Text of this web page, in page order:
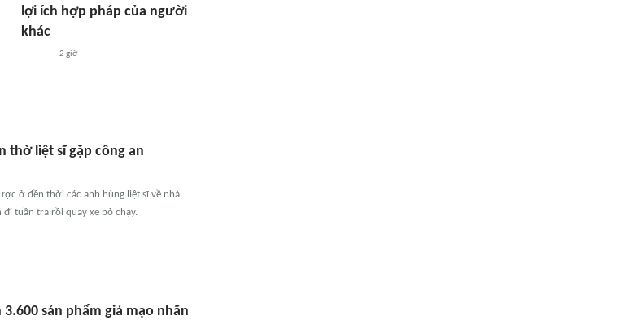
lợi ích hợp pháp của người
khác
2 giờ
thờ liệt sĩ gặp công an
ở đền thời các anh hùng liệt sĩ về nhà
đi tuần tra rồi quay xe bỏ chạy.
sản phẩm giả mạo nhãn